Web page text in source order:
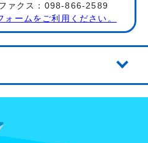
ァクス：098-866-2589
ームをご利用ください。